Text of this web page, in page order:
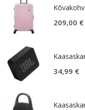
209,00 €
34,99 €